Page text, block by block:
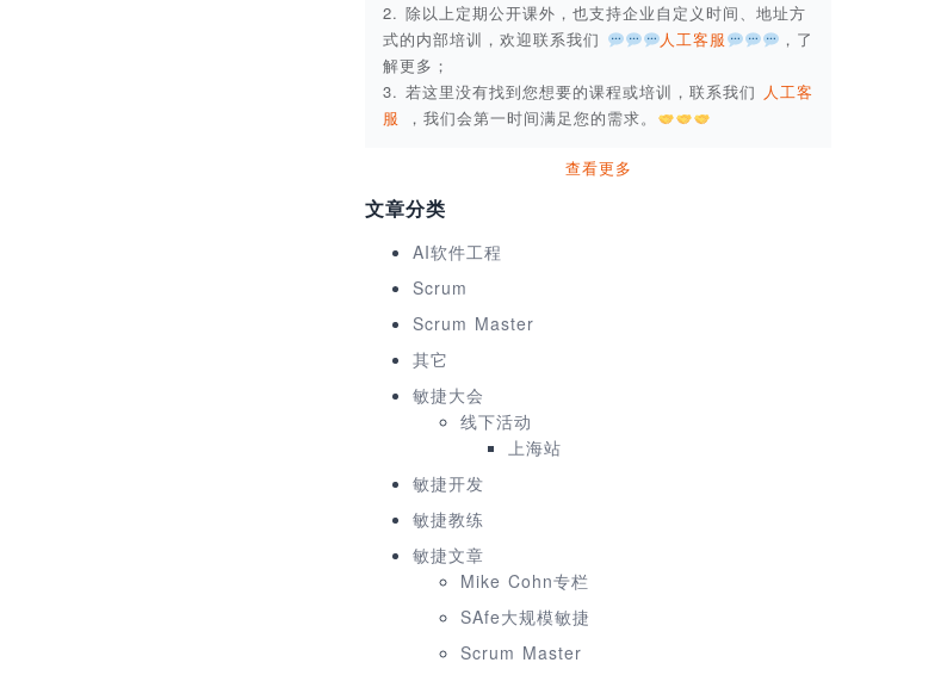
2. 除以上定期公开课外，也支持企业自定义时间、地址方
式的内部培训，欢迎联系我们
人工客服
，了
解更多；
3. 若这里没有找到您想要的课程或培训，联系我们 人工客
服
，我们会第一时间满足您的需求。
查看更多
文章分类
AI软件工程
Scrum
Scrum Master
其它
敏捷大会
线下活动
上海站
敏捷开发
敏捷教练
敏捷文章
Mike Cohn专栏
SAfe大规模敏捷
Scrum Master